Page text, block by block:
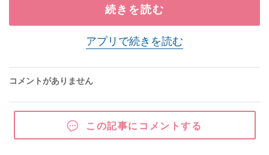
続きを読む
アプリで続きを読む
コメントがありません
この記事にコメントする